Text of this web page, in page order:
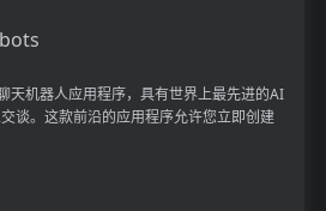
天机器人应用程序，具有世界上最先进的AI
谈。这款前沿的应用程序允许您立即创建